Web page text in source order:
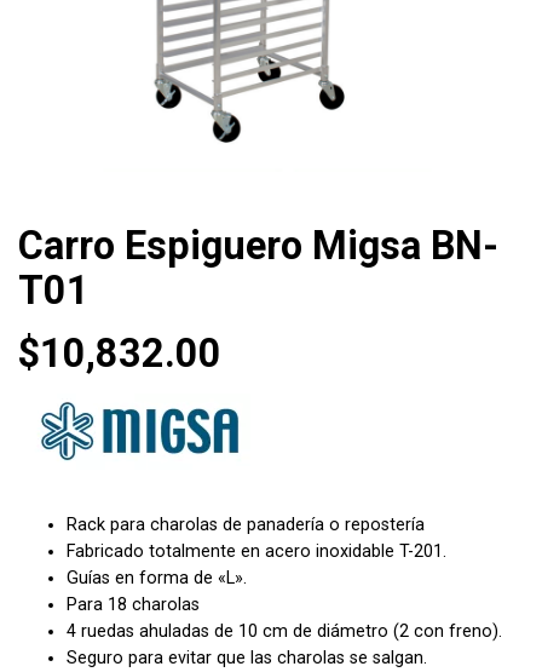
Carro Espiguero Migsa BN-
T01
$10,832.00
Rack para charolas de panadería o repostería
Fabricado totalmente en acero inoxidable T-201.
Guías en forma de «L».
Para 18 charolas
4 ruedas ahuladas de 10 cm de diámetro (2 con freno).
Seguro para evitar que las charolas se salgan.